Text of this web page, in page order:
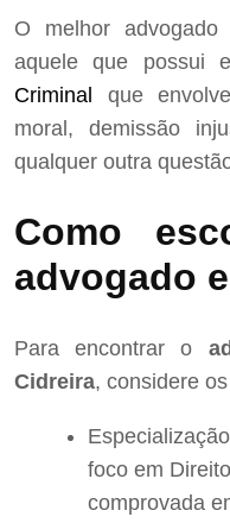
O melhor
aquele que possui
Criminal que
moral, demissão
qualquer outra
Como
advogado
Para encontrar o
Cidreira, considere
foco em
comprovada